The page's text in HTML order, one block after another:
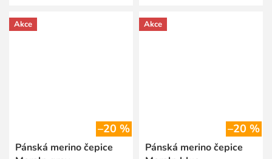
z kvalitního...
větrem. Merino je...
Akce
–20 %
Pánská merino čepice
Akce
–20 %
Pánská merino čepice